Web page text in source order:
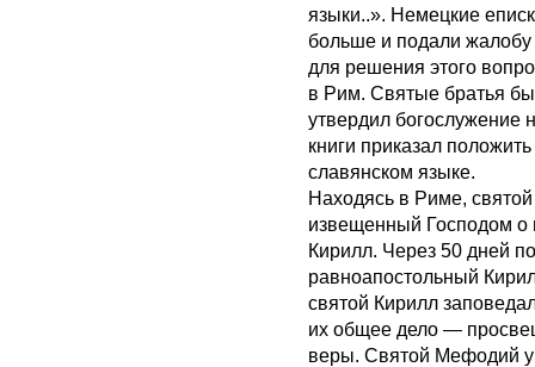
языки..». Немецкие
больше и подали
для решения этого
в Рим. Святые братья
утвердил богослужение
книги приказал
славянском языке.
Находясь в Риме,
извещенный Господом о
Кирилл. Через 50 дней
равноапостольный
святой Кирилл
их общее дело —
веры. Святой Мефодий